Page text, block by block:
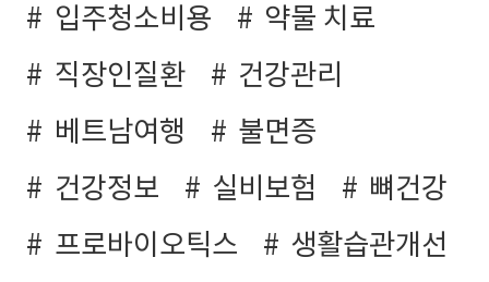
입주청소비용
약물 치료
직장인질환
건강관리
베트남여행
불면증
건강정보
실비보험
뼈건강
프로바이오틱스
생활습관개선